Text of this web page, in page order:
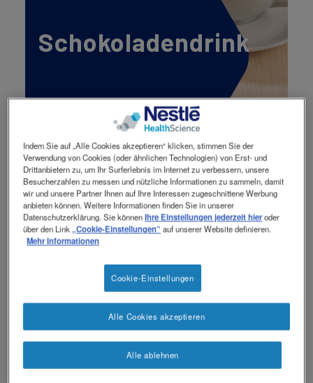
revamp
revamp
Ansicht wechseln
Schokoladendrink
Zutaten für 2
Portionen
2 EL Resource®
3 Knopfdrücke
ThickenUP® Gel
Express
5 dl Vollmilch
0,35 dl Vollrahm
100 g
Zubereitung
Milch und
erhitzen.
Von der Hitze
nehmen und
Schokolade,
Nesquik® mit
Indem Sie auf „Alle Cookies akzeptieren“ klicken, stimmen Sie der
Verwendung von Cookies (oder ähnlichen Technologien) von Erst- und
Drittanbietern zu, um Ihr Surferlebnis im Internet zu verbessern, unsere
Besucherzahlen zu messen und nützliche Informationen zu sammeln, damit
wir und unsere Partner Ihnen auf Ihre Interessen zugeschnittene Werbung
anbieten können. Weitere Informationen finden Sie in unserer
Datenschutzerklärung. Sie könnenIhre Einstellungen jederzeit hieroder
über den Link „Cookie-Einstellungen“ auf unserer Website definieren.
Mehr Informationen
Cookie-Einstellungen
Alle ablehnen
Alle Cookies akzeptieren